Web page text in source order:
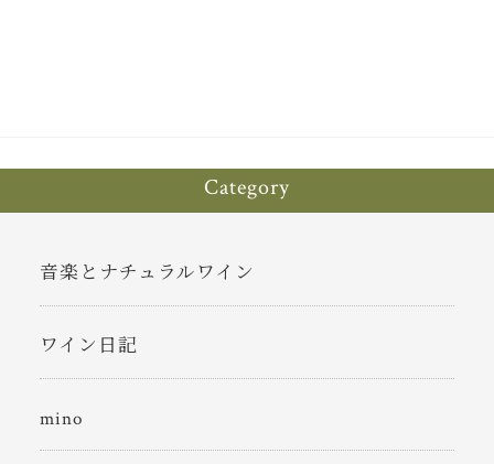
Category
音楽とナチュラルワイン
ワイン日記
mino